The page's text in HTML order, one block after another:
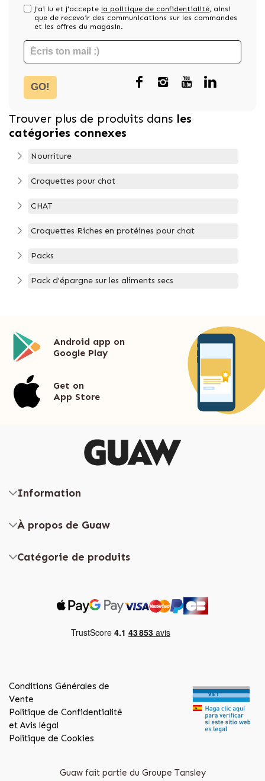
J'ai lu et j'accepte la politique de confidentialité, ainsi
que de recevoir des communications sur les commandes
et les offres du magasin.
GO!
Trouver plus de produits dans les
catégories connexes
Nourriture
Croquettes pour chat
CHAT
Croquettes Riches en protéines pour chat
Packs
Pack d'épargne sur les aliments secs
Android app on
Google Play
Get on
App Store
Information
À propos de Guaw
Catégorie de produits
Conditions Générales de
Vente
Politique de Confidentialité
et Avis légal
Politique de Cookies
Guaw fait partie du Groupe Tansley